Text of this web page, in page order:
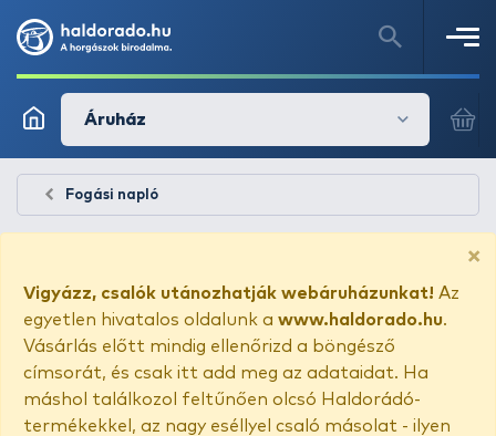
Áruház
Fogási napló
×
Vigyázz, csalók utánozhatják webáruházunkat! Az
egyetlen hivatalos oldalunk a www.haldorado.hu.
Vásárlás előtt mindig ellenőrizd a böngésző
címsorát, és csak itt add meg az adataidat. Ha
máshol találkozol feltűnően olcsó Haldorádó-
termékekkel, az nagy eséllyel csaló másolat - ilyen